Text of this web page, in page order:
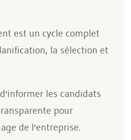
est un cycle complet
la sélection et
les candidats
pour
de l'entreprise.